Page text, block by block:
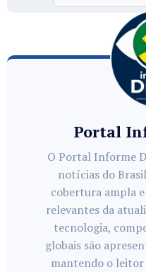
Portal
O Portal Informe
notícias do
cobertura ampla
relevantes da
tecnologia,
globais são
mantendo o